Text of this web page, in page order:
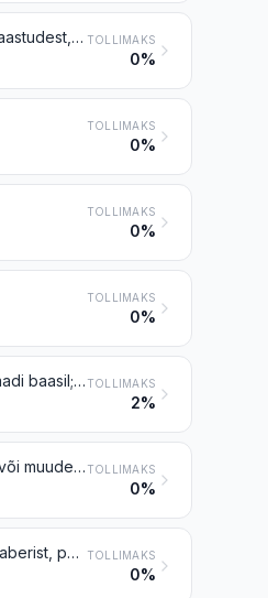
Paneelid, plaadid, tahvlid, plokid jms tooted taimsest kiust, õlgedest või laastudest, pilbastest, puutükikestest, saepurust vms puidujääkidest, aglomeeritud tsemendi, kipsi või muu mineraalse sideainega TOLLIMAKS
0%
TOLLIMAKS
0%
TOLLIMAKS
0%
TOLLIMAKS
0%
Töödeldud asbestkiud; segud asbesti või asbesti ja magneesiumkarbonaadi baasil; tooted neist segudest või asbestist (näiteks niit, riie, rõivad, peakatted, jalatsid, tihendid), tugevdatud või tugevdamata, v.a rubriikides 6811 ja 6813 nimetatud tooted TOLLIMAKS
2%
Hõõrdematerjalid asbesti, muu mineraalaine või tselluloosi alusel, tekstiili või muude materjalidega kombineeritud või kombineerimata, ning tooted neist (näiteks lehed, rullid, lindid, segmendid, kettad, vaheseibid, klotsid), monteerimata, piduritele, siduritele ja muule TOLLIMAKS
0%
Töödeldud vilk ja vilgust tooted, sh paagutatud või regenereeritud vilk paberist, papist või muust materjalist alusel või aluseta TOLLIMAKS
0%